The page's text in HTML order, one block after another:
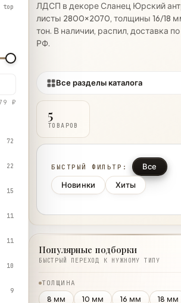
ЛДСП в декоре Сланец Юрский
листы 2800×2070, толщины 16/18
тон. В наличии, распил, доставка
РФ.
Все разделы каталога
5
ТОВАРОВ
БЫСТРЫЙ ФИЛЬТР:
Все
Новинки
Хиты
top
₽
72
22
15
11
11
10
9
Популярные подборки
БЫСТРЫЙ ПЕРЕХОД К НУЖНОМУ ТИПУ
ТОЛЩИНА
8 мм 10 мм 16 мм 18 мм